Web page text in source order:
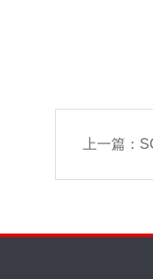
上一篇：